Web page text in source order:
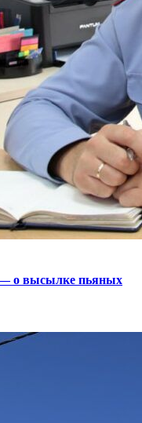
о высылке пьяных